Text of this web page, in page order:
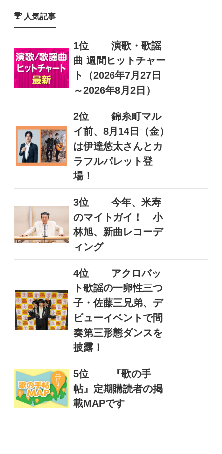
人気記事
1位
演歌・歌謡
曲 週間ヒットチャー
ト（2026年7月27日
～2026年8月2日）
2位
錦糸町マル
イ前、8月14日（金）
は伊達悠太さんとカ
ラフルパレット登
場！
3位
今年、米寿
のマイトガイ！ 小
林旭、新曲レコーデ
ィング
4位
アクロバッ
ト歌謡の一卵性三つ
子・佐藤三兄弟、デ
ビューイベントで間
奏第三形態ダンスを
披露！
5位
『歌の手
帖』定期購読者の掲
載MAPです